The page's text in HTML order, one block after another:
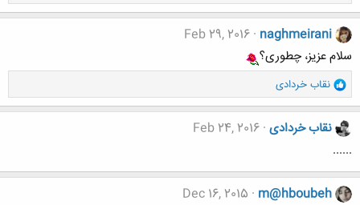
ک
ن
ه
ا
:
naghmeirani
Feb 29, 2016
سلام عزیز، چطوری؟
و
ا
ک
ن
ا
:
نقاب خردادی
نقاب خردادی Feb 24, 2016
......
m@hboubeh
Dec 16, 2015